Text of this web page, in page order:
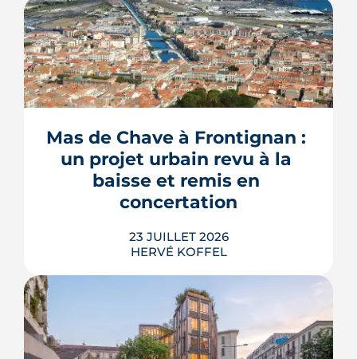
Construire une piscine sur son propre
terrain n'a rien d'un droit acquis. Entre
les règles du PLU et les arrêtés
sécheresse, plusieurs mécanismes
peuvent bloquer le bassin, ou son
remplissage.
LIRE L'ARTICLE
Mas de Chave à Frontignan :
un projet urbain revu à la
baisse et remis en
concertation
23 JUILLET 2026
HERVÉ KOFFEL
Trente logements de moins, une